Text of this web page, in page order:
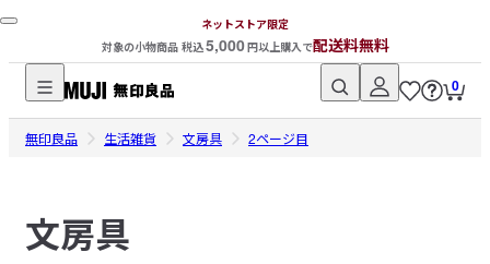
ネットストア限定
対象の小物商品 税込5,000円以上購入で配送料無料
無
印
ネ
ッ
0
無印良品 生活雑貨 文房具 2ページ目
文房具